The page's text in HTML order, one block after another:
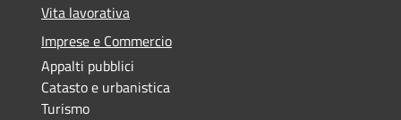
Vita lavorativa
Imprese e Commercio
Appalti pubblici
Catasto e urbanistica
Turismo